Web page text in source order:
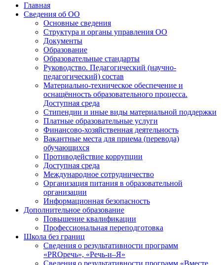
Главная
Сведения об ОО
Основные сведения
Структура и органы управления ОО
Документы
Образование
Образовательные стандарты
Руководство. Педагогический (научно-
педагогический) состав
Материально-техническое обеспечение и
оснащённость образовательного процесса.
Доступная среда
Стипендии и иные виды материальной поддержки
Платные образовательные услуги
Финансово-хозяйственная деятельность
Вакантные места для приема (перевода)
обучающихся
Противодействие коррупции
Доступная среда
Международное сотрудничество
Организация питания в образовательной
организации
Информационная безопасность
Дополнительное образование
Повышение квалификации
Профессиональная переподготовка
Школа без границ
Сведения о результативности программ
«PROречь», «Речь-и–Я»
Сведения о результативности программ «Вместе